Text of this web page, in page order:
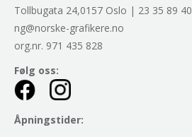
Tollbugata 24,0157 Oslo | 23 35 89 40
ng@norske-grafikere.no
org.nr. 971 435 828
Følg oss:
Åpningstider: